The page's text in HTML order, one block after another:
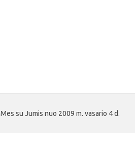
Mes su Jumis nuo 2009 m. vasario 4 d.